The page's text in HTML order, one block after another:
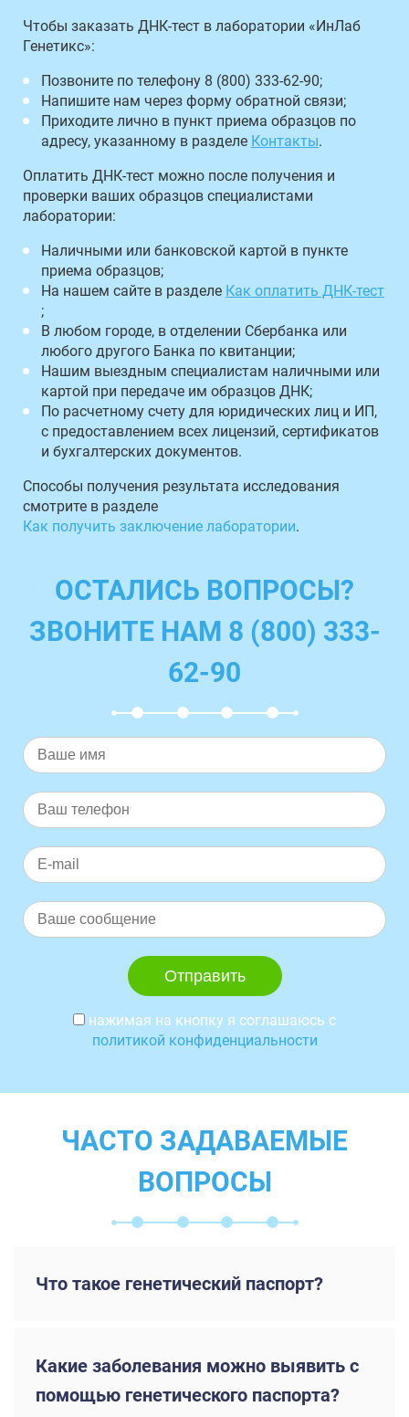
Чтобы заказать ДНК-тест в лаборатории «ИнЛаб
Генетикс»:
Позвоните по телефону 8 (800) 333-62-90;
Напишите нам через форму обратной связи;
Приходите лично в пункт приема образцов по
адресу, указанному в разделе Контакты.
Оплатить ДНК-тест можно после получения и
проверки ваших образцов специалистами
лаборатории:
Наличными или банковской картой в пункте
приема образцов;
На нашем сайте в разделе Как оплатить ДНК-тест
;
В любом городе, в отделении Сбербанка или
любого другого Банка по квитанции;
Нашим выездным специалистам наличными или
картой при передаче им образцов ДНК;
По расчетному счету для юридических лиц и ИП,
с предоставлением всех лицензий, сертификатов
и бухгалтерских документов.
Способы получения результата исследования
смотрите в разделе
Как получить заключение лаборатории.
ОСТАЛИСЬ ВОПРОСЫ?
ЗВОНИТЕ НАМ 8 (800) 333-
62-90
нажимая на кнопку я соглашаюсь с
политикой конфиденциальности
ЧАСТО ЗАДАВАЕМЫЕ
ВОПРОСЫ
Что такое генетический паспорт?
Какие заболевания можно выявить с
помощью генетического паспорта?